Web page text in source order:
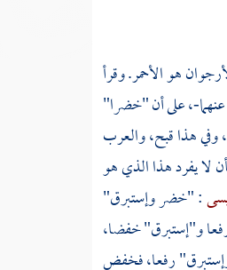
هو الأحمر. وقرأ
، على أن "خضرا"
وفي هذا قبح،والعرب
لا يفرد هذا الذي هو
: "خضر وإستبرق"
و"إستبرق" خفضا،
رفعا، فخفض